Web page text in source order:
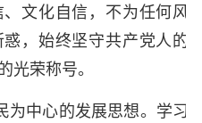
文化自信，不为任何风
，始终坚守共产党人的
光荣称号。
为中心的发展思想。学习